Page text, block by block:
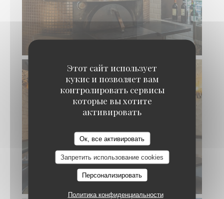
Этот сайт использует
кукис и позволяет вам
контролировать сервисы
которые вы хотите
активировать
Ок, все активировать
Запретить использование cookies
Персонализировать
Политика конфиденциальности